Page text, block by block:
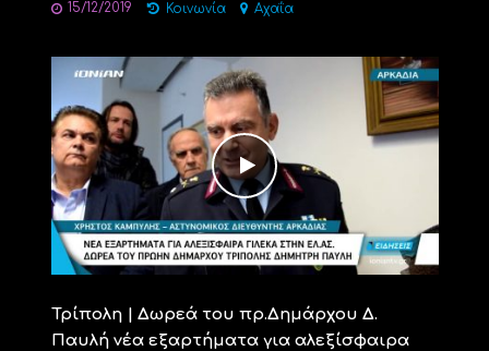
15/12/2019 Κοινωνία Αχαΐα
Τρίπολη | Δωρεά του πρ.Δημάρχου Δ.
Παυλή νέα εξαρτήματα για αλεξίσφαιρα